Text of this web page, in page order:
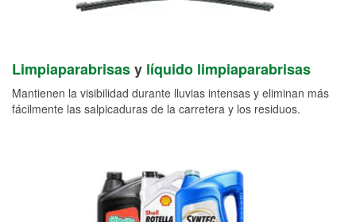
Limpiaparabrisasy líquido limpiaparabrisas
Mantienen la visibilidad durante lluvias intensas y eliminan más
fácilmente las salpicaduras de la carretera y los residuos.